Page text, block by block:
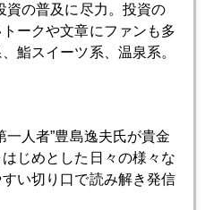
ンプ会談
資の普及に尽力。投資の
ークや文章にファンも多
鮨スイーツ系、温泉系。
一人者”豊島逸夫氏が貴金
じめとした日々の様々な
い切り口で読み解き発信